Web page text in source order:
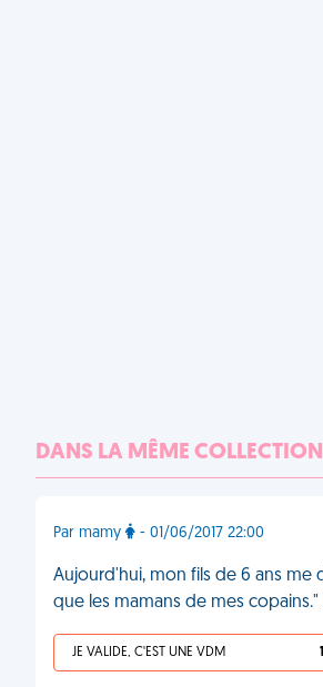
DANS LA MÊME COLLECTION
Par mamy - 01/06/2017 22:00
Aujourd'hui, mon fils de 6 ans me
que les mamans de mes copains."
JE VALIDE, C'EST UNE VDM